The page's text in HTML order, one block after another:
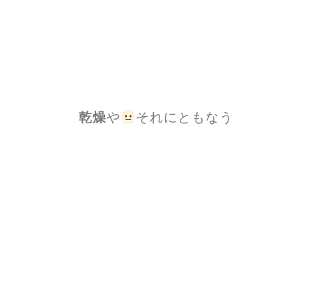
乾燥や それにともなう